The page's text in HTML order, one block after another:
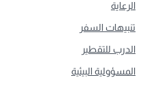
الرعاية
تنبيهات السفر
الدرب للتقطير
المسؤولية البيئية